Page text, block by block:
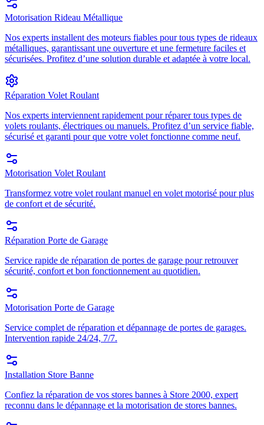
Motorisation Rideau Métallique
Nos experts installent des moteurs fiables pour tous types de rideaux
métalliques, garantissant une ouverture et une fermeture faciles et
sécurisées. Profitez d’une solution durable et adaptée à votre local.
Réparation Volet Roulant
Nos experts interviennent rapidement pour réparer tous types de
volets roulants, électriques ou manuels. Profitez d’un service fiable,
sécurisé et garanti pour que votre volet fonctionne comme neuf.
Motorisation Volet Roulant
Transformez votre volet roulant manuel en volet motorisé pour plus
de confort et de sécurité.
Réparation Porte de Garage
Service rapide de réparation de portes de garage pour retrouver
sécurité, confort et bon fonctionnement au quotidien.
Motorisation Porte de Garage
Service complet de réparation et dépannage de portes de garages.
Intervention rapide 24/24, 7/7.
Installation Store Banne
Confiez la réparation de vos stores bannes à Store 2000, expert
reconnu dans le dépannage et la motorisation de stores bannes.